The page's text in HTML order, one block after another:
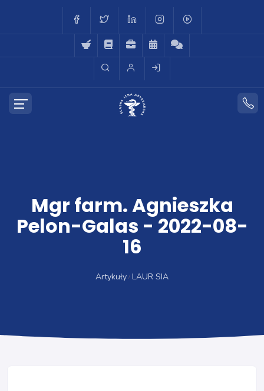
Mgr farm. Agnieszka
Pelon-Galas - 2022-08-
16
Artykuły LAUR SIA